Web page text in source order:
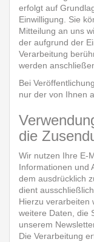
erfolgt auf
Einwilligung. Sie
Mitteilung an uns
der aufgrund der
Verarbeitung
werden
Bei
nur der von Ihnen
die
Wir nutzen Ihre E-
Informationen und
dem ausdrücklich
dient
Hierzu verarbeiten
weitere Daten, die
unserem
Die Verarbeitung